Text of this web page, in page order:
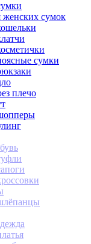
женских сумок
сумки
плечо